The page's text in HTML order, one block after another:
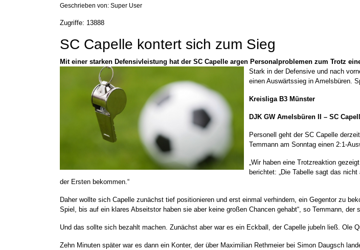
Geschrieben von: Super User
Zugriffe: 13888
SC Capelle kontert sich zum Sieg
Mit einer starken Defensivleistung hat der SC Capelle argen Personalproblemen zum Trotz
Stark in der Defensive und nach
einen Auswärtssieg in Amelsbüren.
Kreisliga B3 Münster
DJK GW Amelsbüren II – SC
Personell geht der SC Capelle
Temmann am Sonntag einen 2:1-
„Wir haben eine Trotzreaktion
berichtet: „Die Tabelle sagt das
der Ersten bekommen.“
Daher wollte sich Capelle zunächst tief positionieren und erst einmal verhindern, ein Gegentor zu
Spiel, bis auf ein klares Abseitstor haben sie aber keine großen Chancen gehabt“, so Temmann,
Und das sollte sich bezahlt machen. Zunächst aber war es ein Eckball, der Capelle jubeln ließ. Ole
Zehn Minuten später war es dann ein Konter, der über Maximilian Rethmeier bei Simon Daugsch